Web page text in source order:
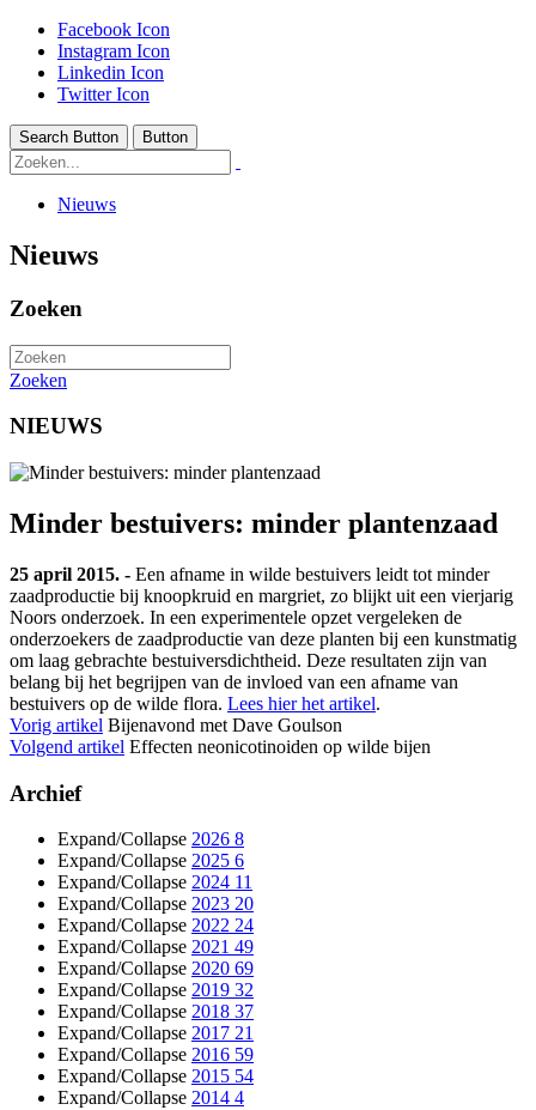
Facebook Icon
Instagram Icon
Linkedin Icon
Twitter Icon
Search Button Button
Nieuws
Nieuws
Zoeken
Zoeken
NIEUWS
Minder bestuivers: minder plantenzaad
25 april 2015. - Een afname in wilde bestuivers leidt tot minder
zaadproductie bij knoopkruid en margriet, zo blijkt uit een vierjarig
Noors onderzoek. In een experimentele opzet vergeleken de
onderzoekers de zaadproductie van deze planten bij een kunstmatig
om laag gebrachte bestuiversdichtheid. Deze resultaten zijn van
belang bij het begrijpen van de invloed van een afname van
bestuivers op de wilde flora. Lees hier het artikel.
Vorig artikel Bijenavond met Dave Goulson
Volgend artikel Effecten neonicotinoiden op wilde bijen
Archief
Expand/Collapse 2026 8
Expand/Collapse 2025 6
Expand/Collapse 2024 11
Expand/Collapse 2023 20
Expand/Collapse 2022 24
Expand/Collapse 2021 49
Expand/Collapse 2020 69
Expand/Collapse 2019 32
Expand/Collapse 2018 37
Expand/Collapse 2017 21
Expand/Collapse 2016 59
Expand/Collapse 2015 54
Expand/Collapse 2014 4